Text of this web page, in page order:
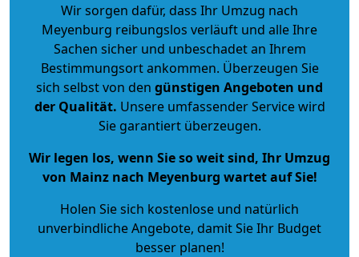
Wir sorgen dafür, dass Ihr Umzug nach
Meyenburg reibungslos verläuft und alle Ihre
Sachen sicher und unbeschadet an Ihrem
Bestimmungsort ankommen. Überzeugen Sie
sich selbst von den günstigen Angeboten und
der Qualität. Unsere umfassender Service wird
Sie garantiert überzeugen.
Wir legen los, wenn Sie so weit sind, Ihr Umzug
von Mainz nach Meyenburg wartet auf Sie!
Holen Sie sich kostenlose und natürlich
unverbindliche Angebote, damit Sie Ihr Budget
besser planen!